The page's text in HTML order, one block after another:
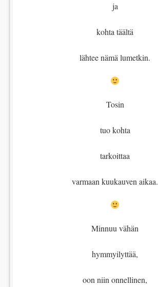
ja
kohta täältä
lähtee nämä lumetkin.
Tosin
tuo kohta
tarkoittaa
varmaan kuukauven aikaa.
Minnuu vähän
hymmyilyttää,
oon niin onnellinen,